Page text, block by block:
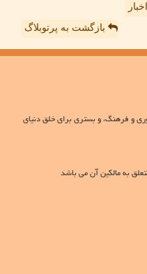
بازگشت به پرتوبلاگ
و فرهنگ، و بستری برای خلق دنیای